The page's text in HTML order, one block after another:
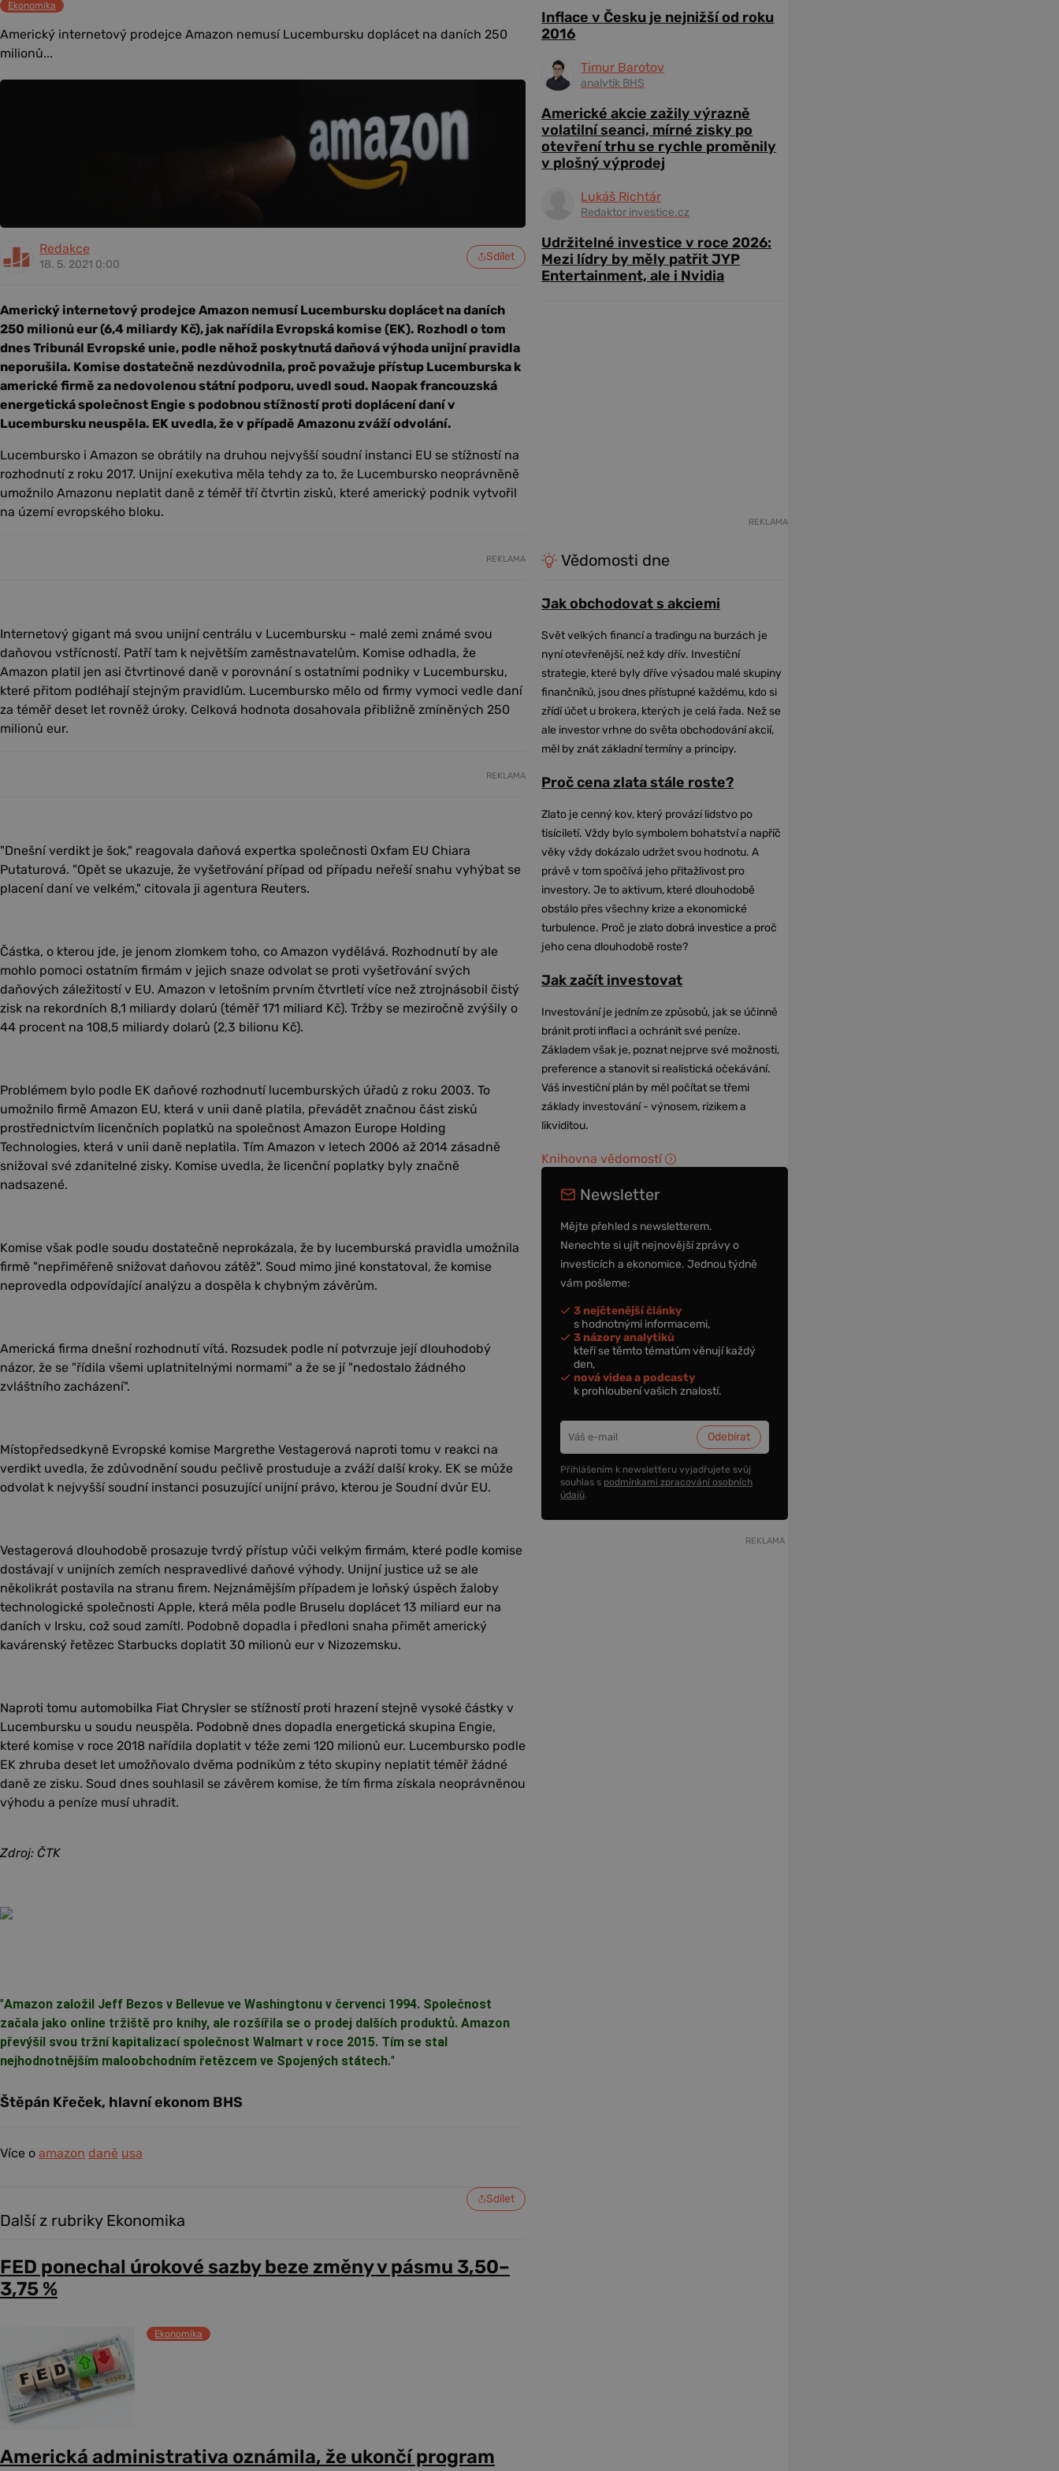
Ekonomika
Americký internetový prodejce Amazon nemusí Lucembursku doplácet na daních 250
milionů...
Redakce
18. 5. 2021 0:00
Sdílet
Americký internetový prodejce Amazon nemusí Lucembursku doplácet na daních
250 milionů eur (6,4 miliardy Kč), jak nařídila Evropská komise (EK). Rozhodl o tom
dnes Tribunál Evropské unie, podle něhož poskytnutá daňová výhoda unijní pravidla
neporušila. Komise dostatečně nezdůvodnila, proč považuje přístup Lucemburska k
americké firmě za nedovolenou státní podporu, uvedl soud. Naopak francouzská
energetická společnost Engie s podobnou stížností proti doplácení daní v
Lucembursku neuspěla. EK uvedla, že v případě Amazonu zváží odvolání.
Lucembursko i Amazon se obrátily na druhou nejvyšší soudní instanci EU se stížností na
rozhodnutí z roku 2017. Unijní exekutiva měla tehdy za to, že Lucembursko neoprávněně
umožnilo Amazonu neplatit daně z téměř tří čtvrtin zisků, které americký podnik vytvořil
na území evropského bloku.
REKLAMA
Internetový gigant má svou unijní centrálu v Lucembursku - malé zemi známé svou
daňovou vstřícností. Patří tam k největším zaměstnavatelům. Komise odhadla, že
Amazon platil jen asi čtvrtinové daně v porovnání s ostatními podniky v Lucembursku,
které přitom podléhají stejným pravidlům. Lucembursko mělo od firmy vymoci vedle daní
za téměř deset let rovněž úroky. Celková hodnota dosahovala přibližně zmíněných 250
milionů eur.
REKLAMA
"Dnešní verdikt je šok," reagovala daňová expertka společnosti Oxfam EU Chiara
Putaturová. "Opět se ukazuje, že vyšetřování případ od případu neřeší snahu vyhýbat se
placení daní ve velkém," citovala ji agentura Reuters.
Částka, o kterou jde, je jenom zlomkem toho, co Amazon vydělává. Rozhodnutí by ale
mohlo pomoci ostatním firmám v jejich snaze odvolat se proti vyšetřování svých
daňových záležitostí v EU. Amazon v letošním prvním čtvrtletí více než ztrojnásobil čistý
zisk na rekordních 8,1 miliardy dolarů (téměř 171 miliard Kč). Tržby se meziročně zvýšily o
44 procent na 108,5 miliardy dolarů (2,3 bilionu Kč).
Problémem bylo podle EK daňové rozhodnutí lucemburských úřadů z roku 2003. To
umožnilo firmě Amazon EU, která v unii daně platila, převádět značnou část zisků
prostřednictvím licenčních poplatků na společnost Amazon Europe Holding
Technologies, která v unii daně neplatila. Tím Amazon v letech 2006 až 2014 zásadně
snižoval své zdanitelné zisky. Komise uvedla, že licenční poplatky byly značně
nadsazené.
Komise však podle soudu dostatečně neprokázala, že by lucemburská pravidla umožnila
firmě "nepřiměřeně snižovat daňovou zátěž". Soud mimo jiné konstatoval, že komise
neprovedla odpovídající analýzu a dospěla k chybným závěrům.
Americká firma dnešní rozhodnutí vítá. Rozsudek podle ní potvrzuje její dlouhodobý
názor, že se "řídila všemi uplatnitelnými normami" a že se jí "nedostalo žádného
zvláštního zacházení".
Místopředsedkyně Evropské komise Margrethe Vestagerová naproti tomu v reakci na
verdikt uvedla, že zdůvodnění soudu pečlivě prostuduje a zváží další kroky. EK se může
odvolat k nejvyšší soudní instanci posuzující unijní právo, kterou je Soudní dvůr EU.
Vestagerová dlouhodobě prosazuje tvrdý přístup vůči velkým firmám, které podle komise
dostávají v unijních zemích nespravedlivé daňové výhody. Unijní justice už se ale
několikrát postavila na stranu firem. Nejznámějším případem je loňský úspěch žaloby
technologické společnosti Apple, která měla podle Bruselu doplácet 13 miliard eur na
daních v Irsku, což soud zamítl. Podobně dopadla i předloni snaha přimět americký
kavárenský řetězec Starbucks doplatit 30 milionů eur v Nizozemsku.
Naproti tomu automobilka Fiat Chrysler se stížností proti hrazení stejně vysoké částky v
Lucembursku u soudu neuspěla. Podobně dnes dopadla energetická skupina Engie,
které komise v roce 2018 nařídila doplatit v téže zemi 120 milionů eur. Lucembursko podle
EK zhruba deset let umožňovalo dvěma podnikům z této skupiny neplatit téměř žádné
daně ze zisku. Soud dnes souhlasil se závěrem komise, že tím firma získala neoprávněnou
výhodu a peníze musí uhradit.
Zdroj: ČTK
"Amazon založil Jeff Bezos v Bellevue ve Washingtonu v červenci 1994. Společnost
začala jako online tržiště pro knihy, ale rozšířila se o prodej dalších produktů. Amazon
převýšil svou tržní kapitalizací společnost Walmart v roce 2015. Tím se stal
nejhodnotnějším maloobchodním řetězcem ve Spojených státech."
Štěpán Křeček, hlavní ekonom BHS
Více o amazon daně usa
Sdílet
Další z rubriky Ekonomika
FED ponechal úrokové sazby beze změny v pásmu 3,50–
3,75 %
Ekonomika
Americká administrativa oznámila, že ukončí program
Inflace v Česku je nejnižší od roku
2016
Timur Barotov
analytik BHS
Americké akcie zažily výrazně
volatilní seanci, mírné zisky po
otevření trhu se rychle proměnily
v plošný výprodej
Lukáš Richtár
Redaktor investice.cz
Udržitelné investice v roce 2026:
Mezi lídry by měly patřit JYP
Entertainment, ale i Nvidia
REKLAMA
Vědomosti dne
Jak obchodovat s akciemi
Svět velkých financí a tradingu na burzách je
nyní otevřenější, než kdy dřív. Investiční
strategie, které byly dříve výsadou malé skupiny
finančníků, jsou dnes přístupné každému, kdo si
zřídí účet u brokera, kterých je celá řada. Než se
ale investor vrhne do světa obchodování akcií,
měl by znát základní termíny a principy.
Proč cena zlata stále roste?
Zlato je cenný kov, který provází lidstvo po
tisíciletí. Vždy bylo symbolem bohatství a napříč
věky vždy dokázalo udržet svou hodnotu. A
právě v tom spočívá jeho přitažlivost pro
investory. Je to aktivum, které dlouhodobě
obstálo přes všechny krize a ekonomické
turbulence. Proč je zlato dobrá investice a proč
jeho cena dlouhodobě roste?
Jak začít investovat
Investování je jedním ze způsobů, jak se účinně
bránit proti inflaci a ochránit své peníze.
Základem však je, poznat nejprve své možnosti,
preference a stanovit si realistická očekávání.
Váš investiční plán by měl počítat se třemi
základy investování - výnosem, rizikem a
likviditou.
Knihovna vědomostí
Newsletter
Mějte přehled s newsletterem.
Nenechte si ujít nejnovější zprávy o
investicích a ekonomice. Jednou týdně
vám pošleme:
3 nejčtenější články
s hodnotnými informacemi,
3 názory analytiků
kteří se těmto tématům věnují každý
den,
nová videa a podcasty
k prohloubení vašich znalostí.
Přihlášením k newsletteru vyjadřujete svůj
souhlas s podmínkami zpracování osobních
údajů.
REKLAMA